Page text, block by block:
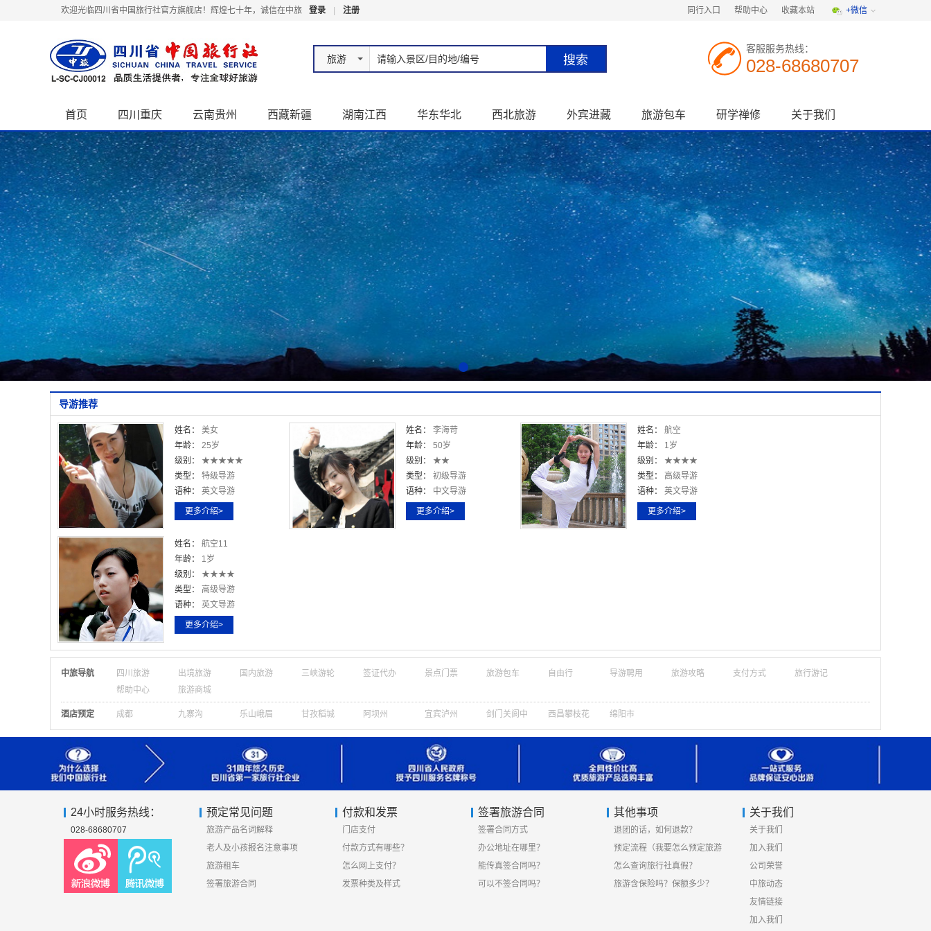
欢迎光临四川省中国旅行社官方旗舰店！辉煌七十年，诚信在中旅 登录 注册 同行入口 帮助中心 收藏本站 +微信
旅游
客服服务热线：
028-68680707
首页 四川重庆 云南贵州 西藏新疆 湖南江西 华东华北 西北旅游 外宾进藏 旅游包车 研学禅修 关于我们
导游推荐
姓名：
美女
年龄：
25岁
级别：
★★★★★
类型：
特级导游
语种：
英文导游
更多介绍>
姓名：
李海苛
年龄：
50岁
级别：
★★
类型：
初级导游
语种：
中文导游
更多介绍>
姓名：
航空
年龄：
1岁
级别：
★★★★
类型：
高级导游
语种：
英文导游
更多介绍>
姓名：
航空11
年龄：
1岁
级别：
★★★★
类型：
高级导游
语种：
英文导游
更多介绍>
中旅导航 四川旅游 出境旅游 国内旅游 三峡游轮 签证代办 景点门票 旅游包车 自由行 导游聘用 旅游攻略 支付方式
旅行游记
帮助中心
旅游商城
酒店预定 成都 九寨沟 乐山峨眉 甘孜稻城 阿坝州 宜宾泸州 剑门关阆中 西昌攀枝花 绵阳市
24小时服务热线：
028-68680707
预定常见问题
旅游产品名词解释
老人及小孩报名注意事项
旅游租车
签署旅游合同
付款和发票
门店支付
付款方式有哪些？
怎么网上支付？
发票种类及样式
签署旅游合同
签署合同方式
办公地址在哪里？
能传真签合同吗？
可以不签合同吗？
其他事项
退团的话，如何退款？
预定流程（我要怎么预定旅游
线路）
怎么查询旅行社真假？
旅游含保险吗？保额多少？
关于我们
关于我们
加入我们
公司荣誉
中旅动态
友情链接
加入我们